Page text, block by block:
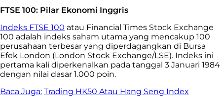
FTSE 100: Pilar Ekonomi Inggris
Indeks FTSE 100 atau Financial Times Stock Exchange
100 adalah indeks saham utama yang mencakup 100
perusahaan terbesar yang diperdagangkan di Bursa
Efek London (London Stock Exchange/LSE). Indeks ini
pertama kali diperkenalkan pada tanggal 3 Januari 1984
dengan nilai dasar 1.000 poin.
Baca Juga: Trading HK50 Atau Hang Seng Index